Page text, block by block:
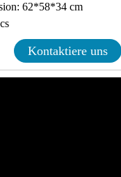
62*58*34 cm
Kontaktiere uns